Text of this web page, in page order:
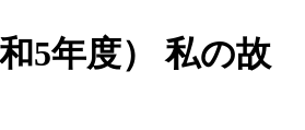
5年度） 私の故